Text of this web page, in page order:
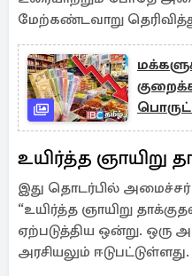
மேற்கண்டவாறு
உயிர்த்த ஞாயிறு
இது தொடர்பில் அமைச்சர்
“உயிர்த்த ஞாயிறு
ஏற்படுத்திய ஒன்று. ஒரு
அரசியலும் ஈடுபட்டுள்ளது.